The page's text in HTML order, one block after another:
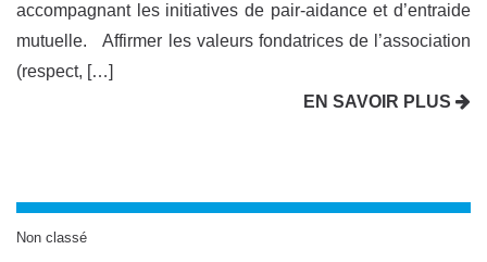
accompagnant les initiatives de pair-aidance et d’entraide
mutuelle. Affirmer les valeurs fondatrices de l’association
(respect, […]
EN SAVOIR PLUS
Non classé